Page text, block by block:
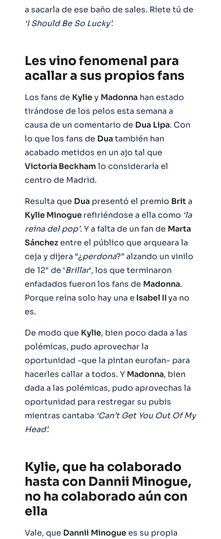
a sacarla de ese baño de sales. Ríete tú de
‘I Should Be So Lucky’.
Les vino fenomenal para
acallar a sus propios fans
Los fans de Kyliey Madonna han estado
tirándose de los pelos esta semana a
causa de un comentario de Dua Lipa. Con
lo que los fans de Duatambién han
acabado metidos en un ajo tal que
Victoria Beckham lo consideraría el
centro de Madrid.
Resulta que Dua presentó el premio Brita
Kylie Minoguerefiriéndose a ella como ‘la
reina del pop’. Y a falta de un fan de Marta
Sánchezentre el público que arqueara la
ceja y dijera “¿perdona?” alzando un vinilo
de 12″ de ‘Brillar‘, los que terminaron
enfadados fueron los fans de Madonna.
Porque reina solo hay una e Isabel IIya no
es.
De modo que Kylie, bien poco dada a las
polémicas, pudo aprovechar la
oportunidad -que la pintan eurofan- para
hacerles callar a todos. Y Madonna, bien
dada a las polémicas, pudo aprovechas la
oportunidad para restregar su pubis
mientras cantaba ‘Can’t Get You Out Of My
Head’.
Kylie, que ha colaborado
hasta con Dannii Minogue,
no ha colaborado aún con
ella
Vale, que Dannii Minoguees su propia